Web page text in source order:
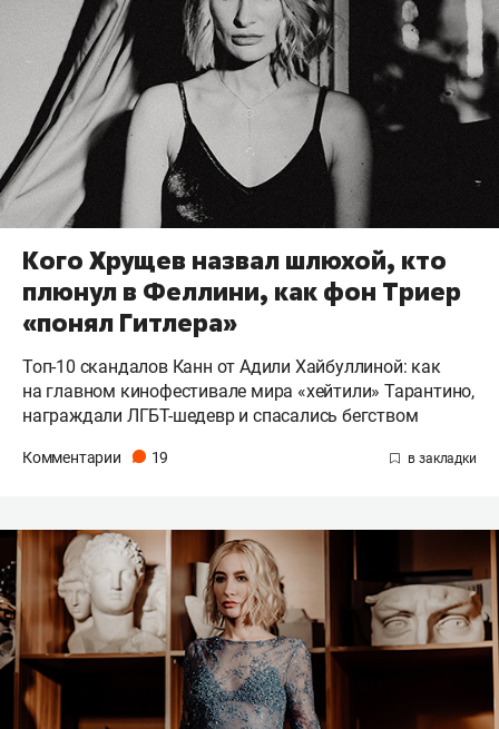
Кого Хрущев назвал шлюхой, кто
плюнул в Феллини, как фон Триер
«понял Гитлера»
Топ-10 скандалов Канн от Адили Хайбуллиной: как
на главном кинофестивале мира «хейтили» Тарантино,
награждали ЛГБТ-шедевр и спасались бегством
Комментарии 19